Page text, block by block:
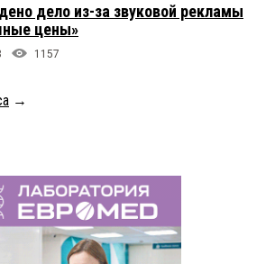
дело из-за звуковой рекламы
цены»
1157
→